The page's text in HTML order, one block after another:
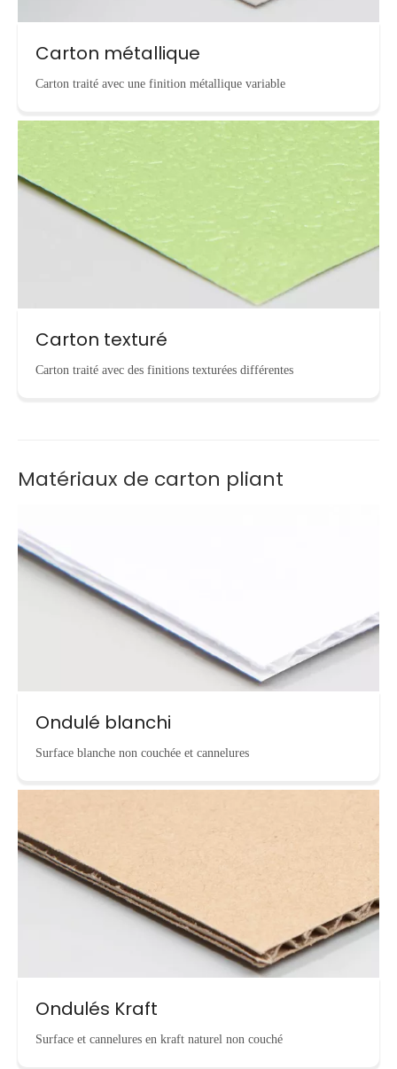
Carton métallique
Carton traité avec une finition métallique variable
Carton texturé
Carton traité avec des finitions texturées différentes
Matériaux de carton pliant
Ondulé blanchi
Surface blanche non couchée et cannelures
Ondulés Kraft
Surface et cannelures en kraft naturel non couché